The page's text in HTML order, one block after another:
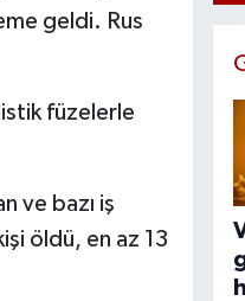
geldi. Rus
füzelerle
ve bazı iş
öldü, en az 13